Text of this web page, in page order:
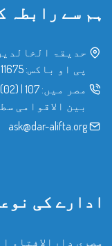
ہم سے رابطہ
حدیقۃ
پی او باکس: 11675
مصر میں: 107
|
(02) 25970400
بین الاقوامی
ask@dar-alifta.org
ادارے کی
مصری دارالافتاء